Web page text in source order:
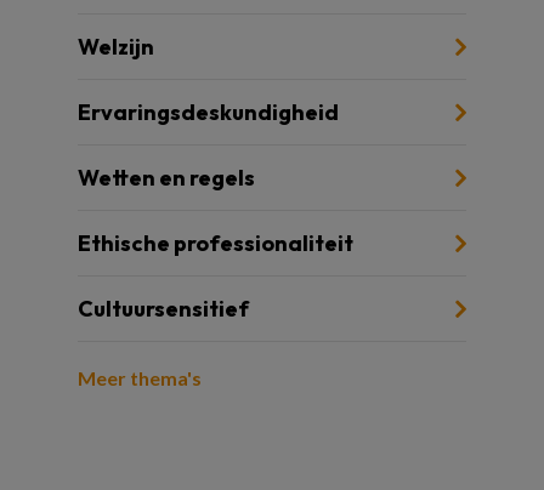
Welzijn
Ervaringsdeskundigheid
Wetten en regels
Ethische professionaliteit
Cultuursensitief
Meer thema's